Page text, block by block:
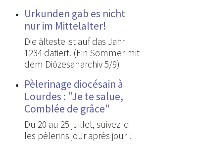
Urkunden gab es nicht
nur im Mittelalter!
Die älteste ist auf das Jahr
1234 datiert. (Ein Sommer mit
dem Diözesanarchiv 5/9)
Pèlerinage diocésain à
Lourdes : "Je te salue,
Comblée de grâce"
Du 20 au 25 juillet, suivez ici
les pèlerins jour après jour !